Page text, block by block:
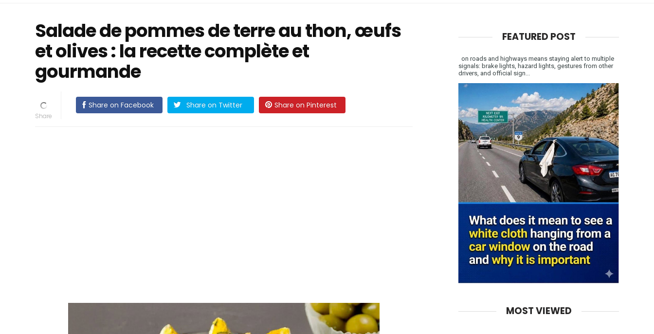
Salade de pommes de terre au thon, œufs
et olives : la recette complète et
gourmande
Share on Facebook Share on Twitter Share on Pinterest
FEATURED POST
on roads and highways means staying alert to multiple
signals: brake lights, hazard lights, gestures from other
drivers, and official sign...
MOST VIEWED